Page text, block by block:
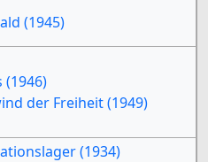
(1945)
(1946)
der Freiheit (1949)
(1934)